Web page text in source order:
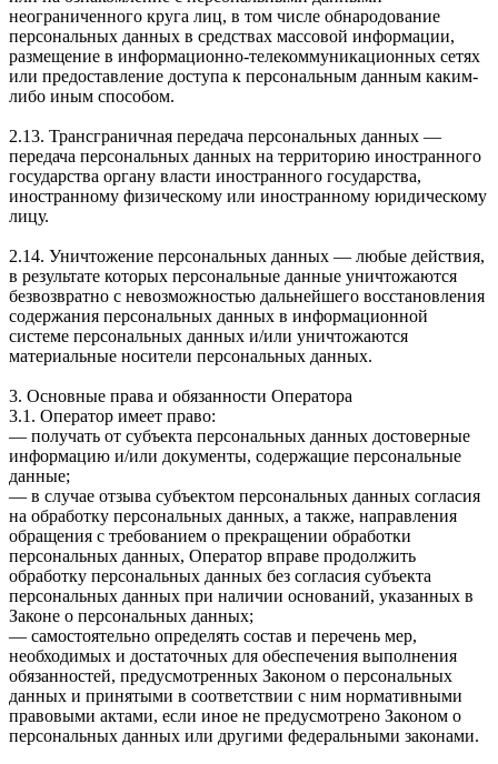
неограниченного круга лиц, в том числе обнародование
персональных данных в средствах массовой информации,
размещение в информационно-телекоммуникационных сетях
или предоставление доступа к персональным данным каким-
либо иным способом.
2.13. Трансграничная передача персональных данных —
передача персональных данных на территорию иностранного
государства органу власти иностранного государства,
иностранному физическому или иностранному юридическому
лицу.
2.14. Уничтожение персональных данных — любые действия,
в результате которых персональные данные уничтожаются
безвозвратно с невозможностью дальнейшего восстановления
содержания персональных данных в информационной
системе персональных данных и/или уничтожаются
материальные носители персональных данных.
3. Основные права и обязанности Оператора
3.1. Оператор имеет право:
— получать от субъекта персональных данных достоверные
информацию и/или документы, содержащие персональные
данные;
— в случае отзыва субъектом персональных данных согласия
на обработку персональных данных, а также, направления
обращения с требованием о прекращении обработки
персональных данных, Оператор вправе продолжить
обработку персональных данных без согласия субъекта
персональных данных при наличии оснований, указанных в
Законе о персональных данных;
— самостоятельно определять состав и перечень мер,
необходимых и достаточных для обеспечения выполнения
обязанностей, предусмотренных Законом о персональных
данных и принятыми в соответствии с ним нормативными
правовыми актами, если иное не предусмотрено Законом о
персональных данных или другими федеральными законами.